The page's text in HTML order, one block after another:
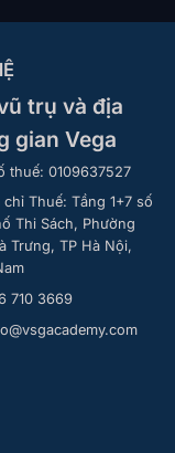
trụ và địa
gian Vega
thuế: 0109637527
Thuế: Tầng 1+7 số
Thi Sách, Phường
Trưng, TP Hà Nội,
710 3669